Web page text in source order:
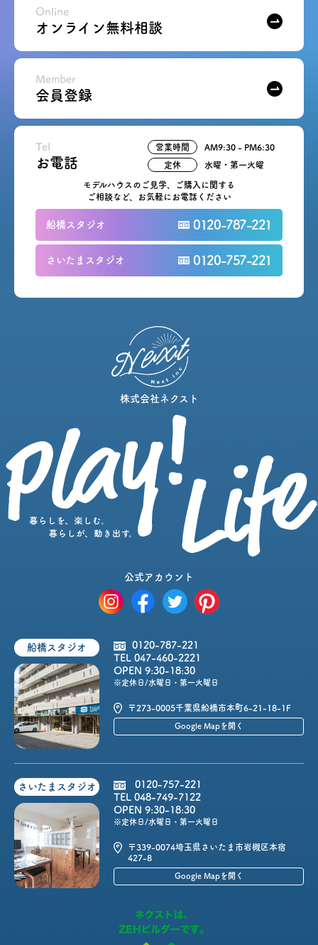
オンライン無料相談
Online
会員登録
Member
Tel
お電話
モデルハウスのご見学、ご購入に関する
ご相談など、お気軽にお電話ください
船橋スタジオ 0120-787-221
さいたまスタジオ 0120-757-221
営業時間 AM9:30 - PM6:30
定休 水曜・第一火曜
株式会社ネクスト
公式アカウント
船橋スタジオ
0120-787-221
TEL 047-460-2221
OPEN 9:30-18:30
※定休日/水曜日・第一火曜日
〒273-0005千葉県船橋市本町6-21-18-1F
Google Mapを開く
さいたまスタジオ
0120-757-221
TEL 048-749-7122
OPEN 9:30-18:30
※定休日/水曜日・第一火曜日
〒339-0074埼玉県さいたま市岩槻区本宿
427-8
Google Mapを開く